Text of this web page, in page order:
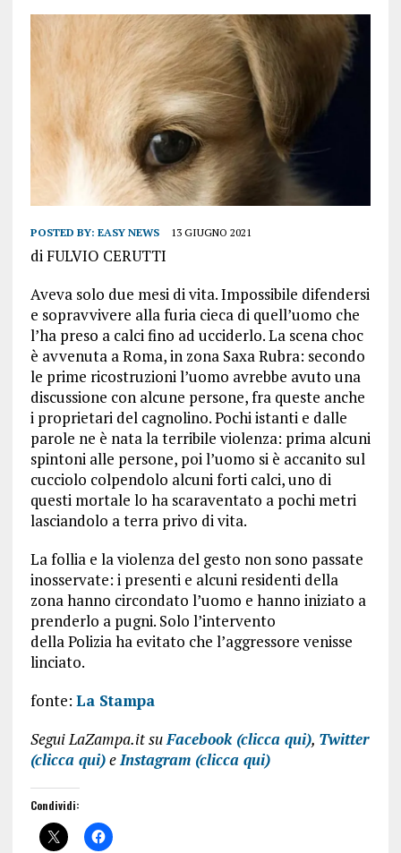
POSTED BY: EASY NEWS 13 GIUGNO 2021
diFULVIO CERUTTI
Aveva solo due mesi di vita. Impossibile difendersi
e sopravvivere alla furia cieca di quell’uomo che
l’ha preso a calci fino ad ucciderlo. La scena choc
è avvenuta a Roma, in zona Saxa Rubra: secondo
le prime ricostruzioni l’uomo avrebbe avuto una
discussione con alcune persone, fra queste anche
i proprietari del cagnolino. Pochi istanti e dalle
parole ne è nata la terribile violenza: prima alcuni
spintoni alle persone, poi l’uomo si è accanito sul
cucciolo colpendolo alcuni forti calci, uno di
questi mortale lo ha scaraventato a pochi metri
lasciandolo a terra privo di vita.
La follia e la violenza del gesto non sono passate
inosservate: i presenti e alcuni residenti della
zona hanno circondato l’uomo e hanno iniziato a
prenderlo a pugni. Solo l’intervento
della Polizia ha evitato che l’aggressore venisse
linciato.
fonte: La Stampa
Segui LaZampa.it suFacebook (clicca qui), Twitter
(clicca qui)eInstagram (clicca qui)
Condividi: